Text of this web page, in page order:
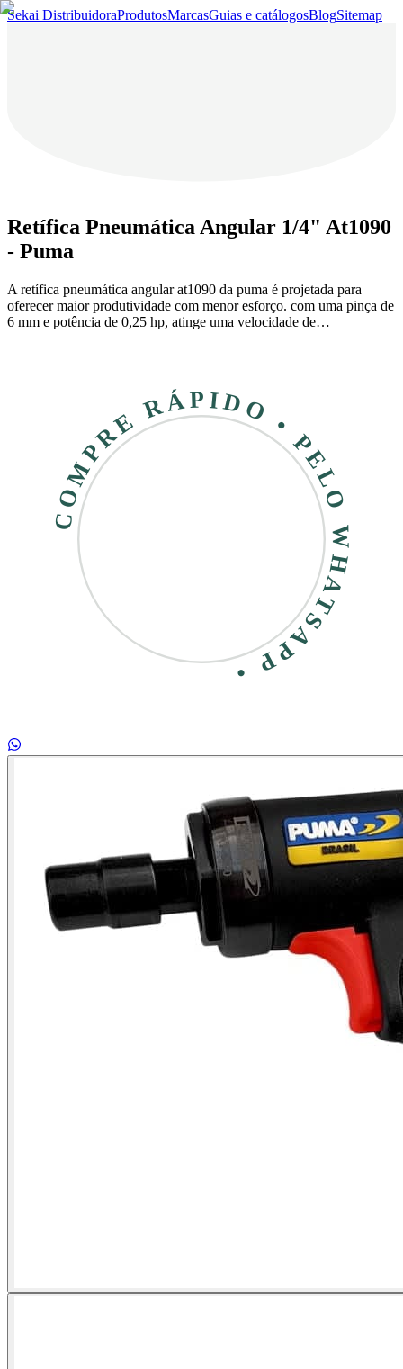
Sekai DistribuidoraProdutosMarcasGuias e catálogosBlogSitemap
Retífica Pneumática Angular 1/4" At1090
- Puma
A retífica pneumática angular at1090 da puma é projetada para
oferecer maior produtividade com menor esforço. com uma pinça de
6 mm e potência de 0,25 hp, atinge uma velocidade de…
COMPRE RÁPIDO • PELO WHATSAPP •